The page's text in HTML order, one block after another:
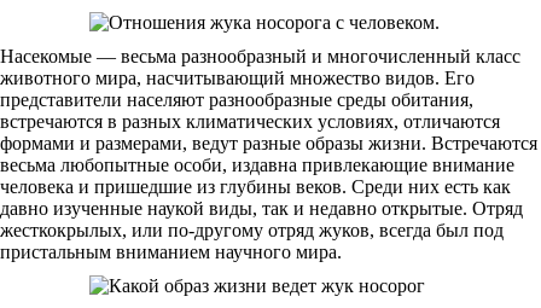
Насекомые — весьма разнообразный и многочисленный класс
животного мира, насчитывающий множество видов. Его
представители населяют разнообразные среды обитания,
встречаются в разных климатических условиях, отличаются
формами и размерами, ведут разные образы жизни. Встречаются
весьма любопытные особи, издавна привлекающие внимание
человека и пришедшие из глубины веков. Среди них есть как
давно изученные наукой виды, так и недавно открытые. Отряд
жесткокрылых, или по-другому отряд жуков, всегда был под
пристальным вниманием научного мира.